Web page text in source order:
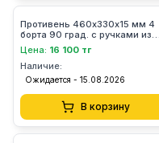
Противень 460х330х15 мм 4
борта 90 град. с ручками из
алюминия толщ. 1 мм Болло
Цена: 16 100 тг
Наличие:
Ожидается - 15.08.2026
В корзину